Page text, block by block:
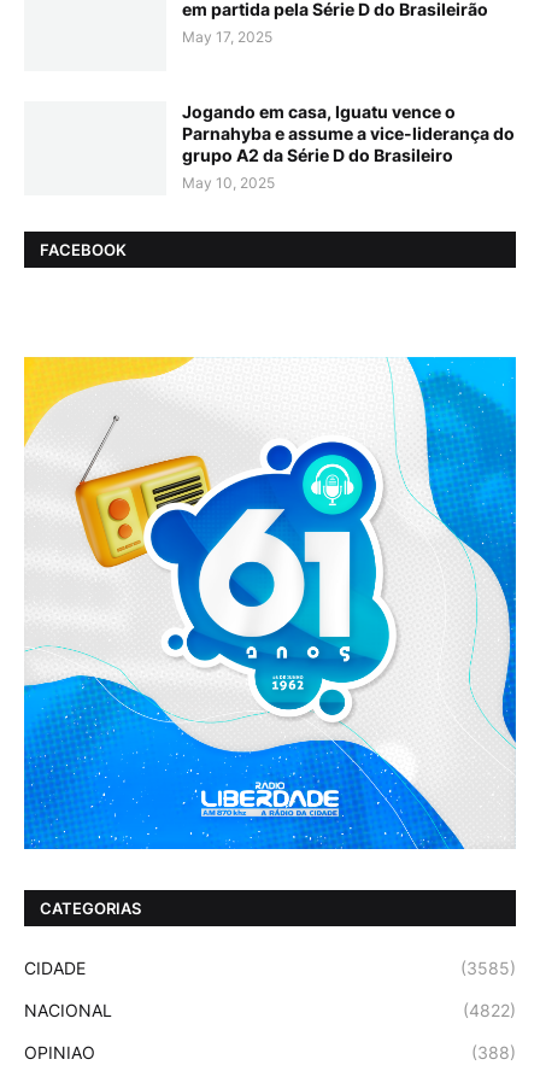
em partida pela Série D do Brasileirão
May 17, 2025
Jogando em casa, Iguatu vence o
Parnahyba e assume a vice-liderança do
grupo A2 da Série D do Brasileiro
May 10, 2025
FACEBOOK
CATEGORIAS
CIDADE (3585)
NACIONAL (4822)
OPINIAO (388)